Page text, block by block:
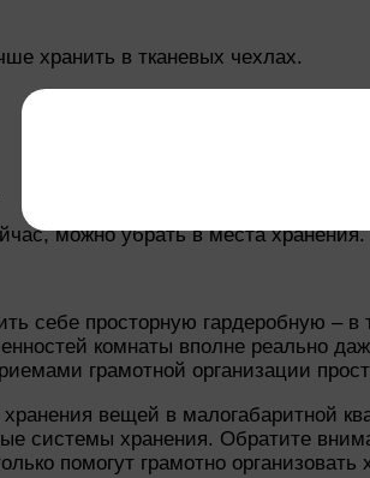
хранить в тканевых чехлах.
можно убрать в места хранения.
себе просторную гардеробную –
комнаты вполне реально
грамотной организации
вещей в малогабаритной
системы хранения. Обратите
помогут грамотно